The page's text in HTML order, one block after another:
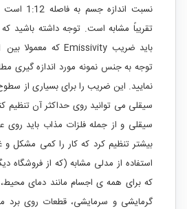
نسبت
تقریباً مشابه است. توجه داشته باشید
توجه به جنس نمونه مورد اندازه گیری
نمایید. این ضریب را برای بسیاری از
سیقلی می توانید روی حداکثر آن تنظیم
بیشتر تنظیم کرد که کار را کمی مشکل و
استفاده از مدلی مشابه (که از فروشگاه
که برای همه ی اجسام مانند دمای
گرمایشی و سرمایشی، قطعات روی برد